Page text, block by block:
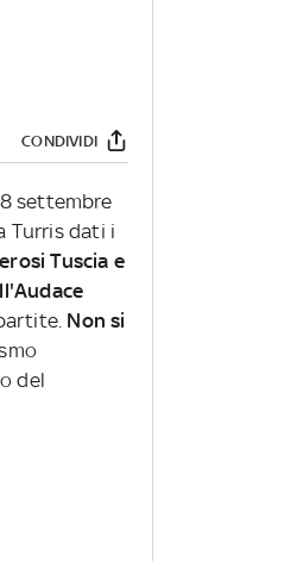
CONDIVIDI
settembre
Turris dati i
Tuscia e
Non si
del